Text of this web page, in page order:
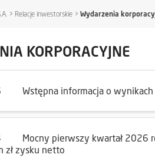
> Relacje inwestorskie >Wydarzenia
KORPORACYJNE
Wstępna informacja o
Mocny pierwszy kwartał 2026
zł zysku netto